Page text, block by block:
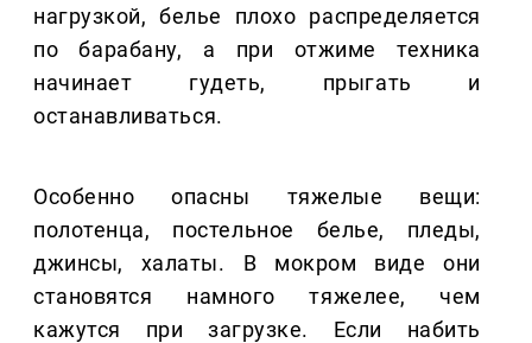
нагрузкой, белье плохо распределяется
по барабану, а при отжиме техника
начинает гудеть, прыгать и
останавливаться.
Особенно опасны тяжелые вещи:
полотенца, постельное белье, пледы,
джинсы, халаты. В мокром виде они
становятся намного тяжелее, чем
кажутся при загрузке. Если набить